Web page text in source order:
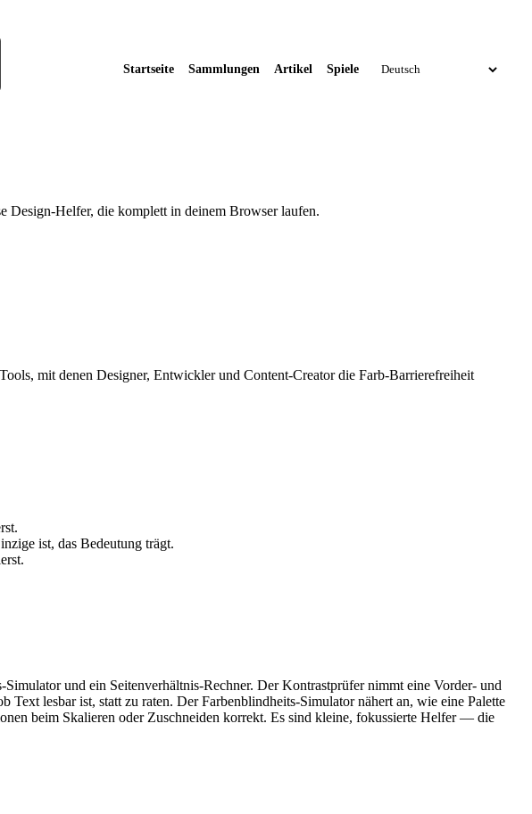
Startseite Sammlungen Artikel Spiele
Design-Helfer, die komplett in deinem Browser laufen.
mit denen Designer, Entwickler und Content-Creator die Farb-Barrierefreiheit
ist, das Bedeutung trägt.
und ein Seitenverhältnis-Rechner. Der Kontrastprüfer nimmt eine Vorder- und
lesbar ist, statt zu raten. Der Farbenblindheits-Simulator nähert an, wie eine Palette
beim Skalieren oder Zuschneiden korrekt. Es sind kleine, fokussierte Helfer — die